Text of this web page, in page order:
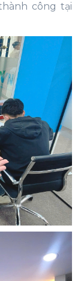
công tại